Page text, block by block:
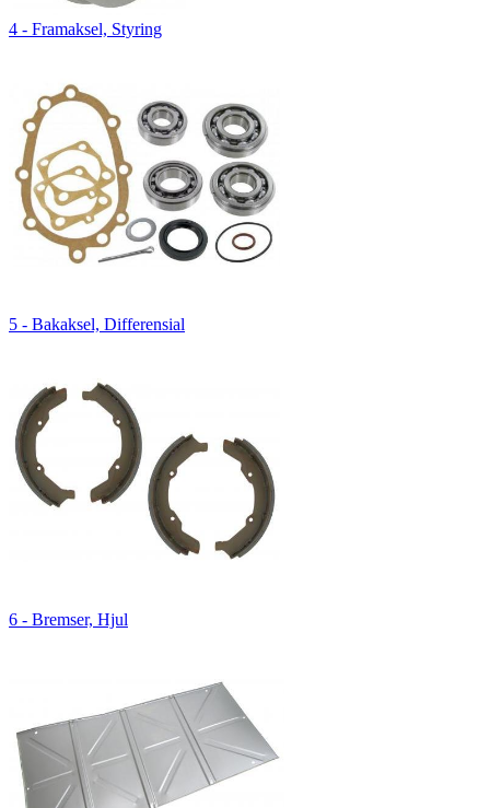
4 - Framaksel, Styring
5 - Bakaksel, Differensial
6 - Bremser, Hjul